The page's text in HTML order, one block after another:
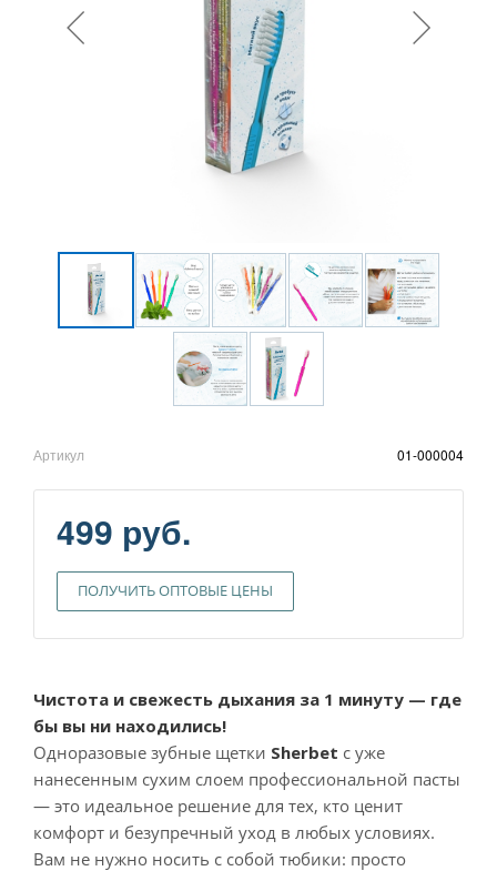
Артикул 01-000004
499 руб.
ПОЛУЧИТЬ ОПТОВЫЕ ЦЕНЫ
Чистота и свежесть дыхания за 1 минуту — где
бы вы ни находились!
Одноразовые зубные щетки Sherbet с уже
нанесенным сухим слоем профессиональной пасты
— это идеальное решение для тех, кто ценит
комфорт и безупречный уход в любых условиях.
Вам не нужно носить с собой тюбики: просто